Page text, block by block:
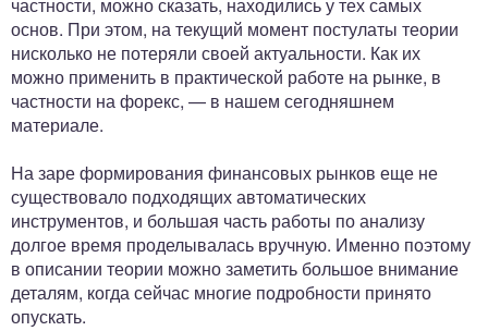
частности, можно сказать, находились у тех самых
основ. При этом, на текущий момент постулаты теории
нисколько не потеряли своей актуальности. Как их
можно применить в практической работе на рынке, в
частности на форекс, — в нашем сегодняшнем
материале.
На заре формирования финансовых рынков еще не
существовало подходящих автоматических
инструментов, и большая часть работы по анализу
долгое время проделывалась вручную. Именно поэтому
в описании теории можно заметить большое внимание
деталям, когда сейчас многие подробности принято
опускать.